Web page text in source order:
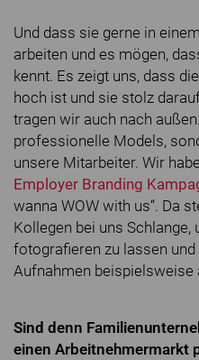
Und dass sie gerne in
arbeiten und es mögen,
kennt. Es zeigt uns, dass
hoch ist und sie stolz
tragen wir auch nach
professionelle Models,
unsere Mitarbeiter. Wir
Employer Branding
wanna WOW with us“. Da
Kollegen bei uns
fotografieren zu lassen
Aufnahmen beispielsweise
Sind denn
einen Arbeitnehmermarkt